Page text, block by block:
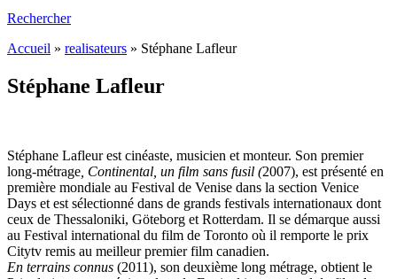
Rechercher
Accueil » realisateurs » Stéphane Lafleur
Stéphane Lafleur
Stéphane Lafleur est cinéaste, musicien et monteur. Son premier
long-métrage , Continental, un film sans fusil (2007), est présenté en
première mondiale au Festival de Venise dans la section Venice
Days et est sélectionné dans de grands festivals internationaux dont
ceux de Thessaloniki, Göteborg et Rotterdam. Il se démarque aussi
au Festival international du film de Toronto où il remporte le prix
Citytv remis au meilleur premier film canadien.
En terrains connus (2011), son deuxième long métrage, obtient le